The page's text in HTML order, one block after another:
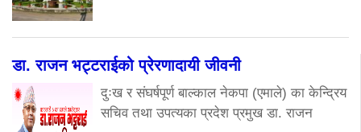
डा. राजन भट्टराईको प्रेरणादायी जीवनी
दुःख र संघर्षपूर्ण बाल्काल नेकपा (एमाले) का केन्द्रिय
सचिव तथा उपत्यका प्रदेश प्रमुख डा. राजन